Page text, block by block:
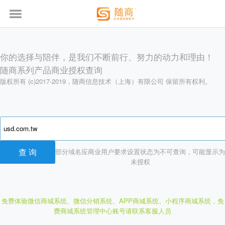
你的选择与陪伴，是我们不断前行、努力的动力和理由！
随商系列产品商业授权查询
版权所有 (c)2017-2019，随商信息技术（上海）有限公司 保留所有权利。
部分域名应商业用户要求设置状态为不可查询，可能显示为
未授权
免费体验微信商城系统、微信分销系统、APP商城系统、小程序商城系统， 免
费商城系统管理中心账号请联系客服人员